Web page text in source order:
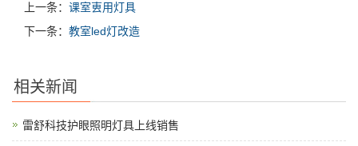
上一条： 课室叀用灯具
下一条： 教室led灯改造
相关新闻
雷舒科技护眼照明灯具上线销售